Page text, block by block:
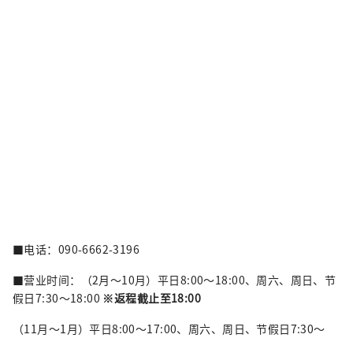
■电话：090-6662-3196
■营业时间：（2月～10月）平日8:00～18:00、周六、周日、节
假日7:30～18:00 ※返程截止至18:00
（11月～1月）平日8:00～17:00、周六、周日、节假日7:30～